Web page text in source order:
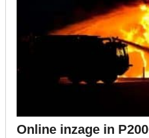
Online inzage in